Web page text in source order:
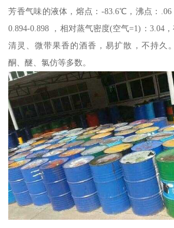
芳香气味的液体，熔点：-83.6℃，沸点：
0.894-0.898 ，相对蒸气密度(空气=1)：3.04
清灵、微带果香的酒香，易扩散，不持久
酮、醚、氯仿等多数。